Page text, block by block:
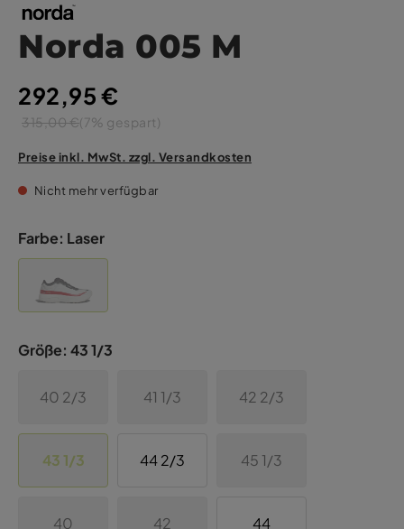
Norda 005 M
292,95 €
315,00 €(7% gespart)
Preise inkl. MwSt. zzgl. Versandkosten
Nicht mehr verfügbar
Farbe: Laser
Größe: 43 1/3
40 2/3 41 1/3 42 2/3
43 1/3 44 2/3 45 1/3
40 42 44